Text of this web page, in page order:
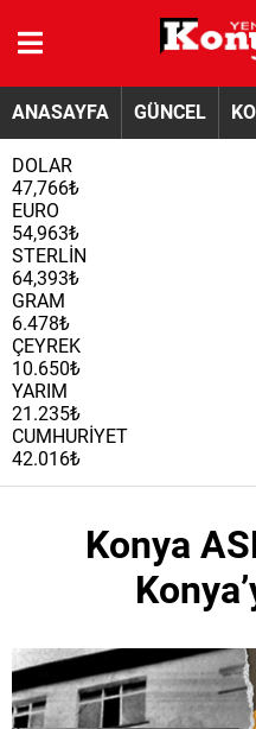
ANASAYFA GÜNCEL
DOLAR
47,766₺
EURO
54,963₺
STERLİN
64,393₺
GRAM
6.478₺
ÇEYREK
10.650₺
YARIM
21.235₺
CUMHURİYET
42.016₺
Konya